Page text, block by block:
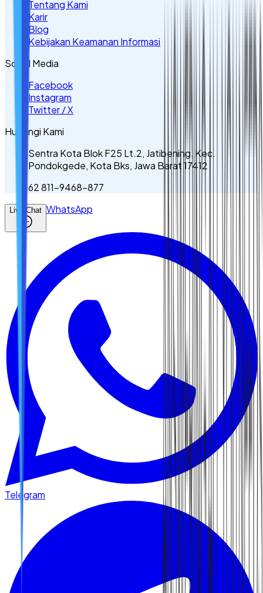
Tentang Kami
Karir
Blog
Kebijakan Keamanan Informasi
Sosial Media
Facebook
Instagram
Twitter / X
Hubungi Kami
Sentra Kota Blok F25 Lt.2, Jatibening, Kec.
Pondokgede, Kota Bks, Jawa Barat 17412
62 811-9468-877
Live Chat WhatsApp
Telegram